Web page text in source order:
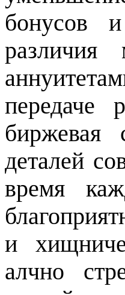
бонусов
передаче
биржевая
деталей
время
и
алчно